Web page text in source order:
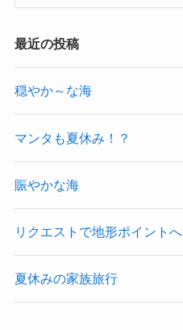
最近の投稿
穏やか～な海
マンタも夏休み！？
賑やかな海
リクエストで地形ポイントへ
夏休みの家族旅行